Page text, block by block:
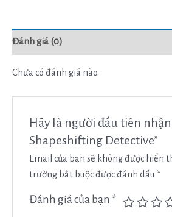
Đánh giá (0)
Chưa có đánh giá nào.
Hãy là người đầu tiên nhận
Shapeshifting Detective”
Email của bạn sẽ không được hiển
trường bắt buộc được đánh dấu *
Đánh giá của bạn *